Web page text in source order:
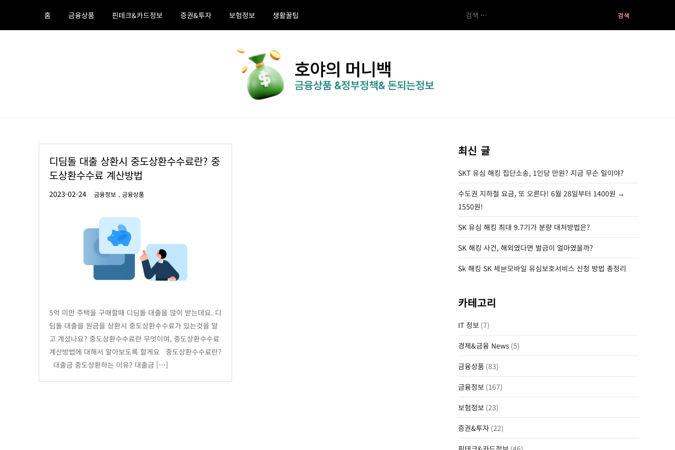
content
홈 금융상품 핀테크&카드정보 증권&투자 보험정보 생활꿀팁
색:
디딤돌 대출 상환시 중도상환수수료란? 중
도상환수수료 계산방법
금융정보 , 금융상품
5억 미만 주택을 구매할때 디딤돌 대출을 많이 받는데요. 디
딤돌 대출을 원금을 상환시 중도상환수수료가 있는것을 알
고 계셨나요? 중도상환수수료란 무엇이며, 중도상환수수료
계산방법에 대해서 알아보도록 할게요 중도상환수수료란?
대출금 중도상환하는 이유? 대출금 […]
최신 글
SKT 유심 해킹 집단소송, 1인당 만원? 지금 무슨 일이야?
수도권 지하철 요금, 또 오른다! 6월 28일부터 1400원 →
1550원!
SK 유심 해킹 최대 9.7기가 분량 대처방법은?
SK 해킹 사건, 해외였다면 벌금이 얼마였을까?
Sk 해킹 SK 세븐모바일 유심보호서비스 신청 방법 총정리
카테고리
IT 정보 (7)
경제&금융 News (5)
금융상품 (83)
금융정보 (167)
보험정보 (23)
증권&투자 (22)